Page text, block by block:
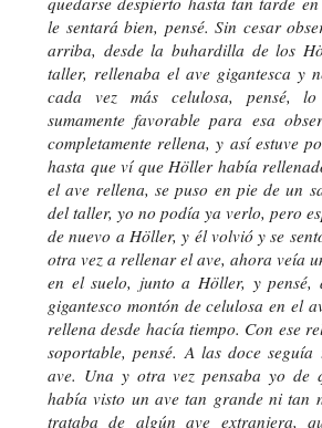
le sentará bien, pensé. Sin cesar
arriba, desde la buhardilla de los
taller, rellenaba el ave gigantesca y
cada vez más celulosa, pensé,
sumamente favorable para esa
completamente rellena, y así estuve
hasta que ví que Höller había
el ave rellena, se puso en pie de un
del taller, yo no podía ya verlo, pero
de nuevo a Höller, y él volvió y se
otra vez a rellenar el ave, ahora veía
en el suelo, junto a Höller, y pensé,
gigantesco montón de celulosa en el
rellena desde hacía tiempo. Con ese
soportable, pensé. A las doce
ave. Una y otra vez pensaba yo de
había visto un ave tan grande ni tan
trataba de algún ave extranjera,